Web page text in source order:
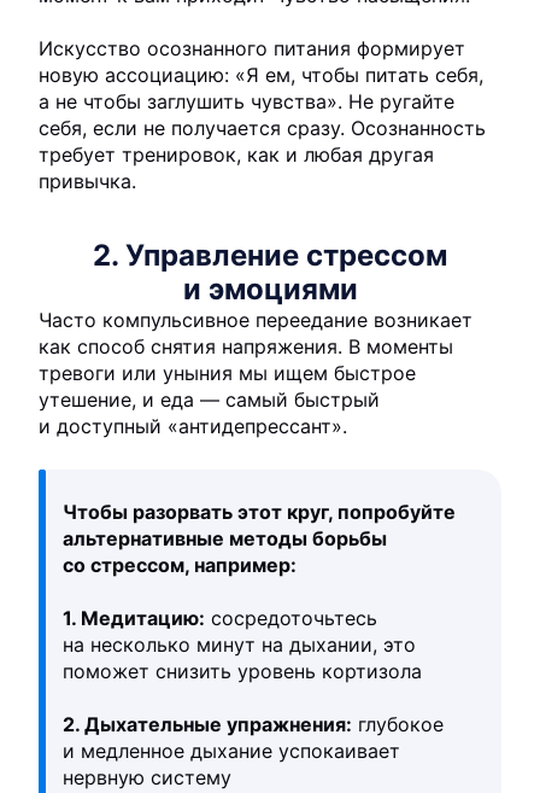
Искусство осознанного питания формирует
новую ассоциацию: «Я ем, чтобы питать себя,
а не чтобы заглушить чувства». Не ругайте
себя, если не получается сразу. Осознанность
требует тренировок, как и любая другая
привычка.
2. Управление стрессом
и эмоциями
Часто компульсивное переедание возникает
как способ снятия напряжения. В моменты
тревоги или уныния мы ищем быстрое
утешение, и еда — самый быстрый
и доступный «антидепрессант».
Чтобы разорвать этот круг, попробуйте
альтернативные методы борьбы
со стрессом, например:
1. Медитацию: сосредоточьтесь
на несколько минут на дыхании, это
поможет снизить уровень кортизола
2. Дыхательные упражнения: глубокое
и медленное дыхание успокаивает
нервную систему